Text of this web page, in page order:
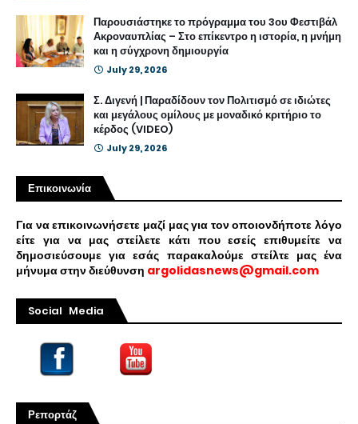
Παρουσιάστηκε το πρόγραμμα του 3ου Φεστιβάλ
Ακροναυπλίας – Στο επίκεντρο η ιστορία, η μνήμη
και η σύγχρονη δημιουργία
July 29, 2026
Σ. Διγενή | Παραδίδουν τον Πολιτισμό σε ιδιώτες
και μεγάλους ομίλους με μοναδικό κριτήριο το
κέρδος (VIDEO)
July 29, 2026
Επικοινωνία
Για να επικοινωνήσετε μαζί μας για τον οποιονδήποτε λόγο
είτε για να μας στείλετε κάτι που εσείς επιθυμείτε να
δημοσιεύσουμε για εσάς παρακαλούμε στείλτε μας ένα
μήνυμα στην διεύθυνση argolidasnews@gmail.com
Social Media
Ρεπορτάζ